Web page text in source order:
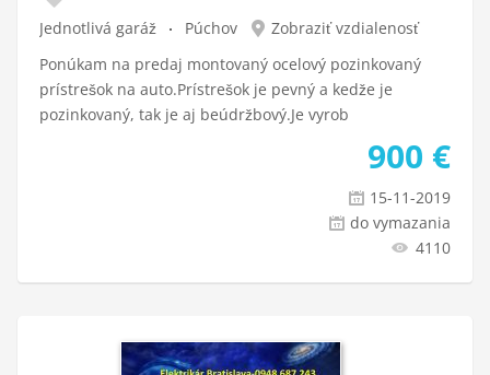
Jednotlivá garáž Púchov
Zobraziť vzdialenosť
Ponúkam na predaj montovaný ocelový pozinkovaný
prístrešok na auto.Prístrešok je pevný a kedže je
pozinkovaný, tak je aj beúdržbový.Je vyrob
900 €
15-11-2019
do vymazania
4110